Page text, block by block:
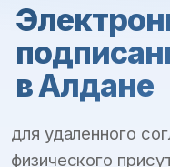
в Алдане
для удаленного
физического